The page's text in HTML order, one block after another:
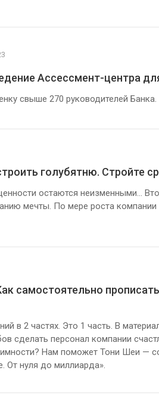
Ассессмент-центра
свыше 270 руководителей Банка.
голубятню. Стройте
остаются неизменными…
мечты. По мере роста компании
самостоятельно
в 2 частях. Это 1 часть. В
cделать персонал компании
Нам поможет Тони Шеи —
От нуля до миллиарда».